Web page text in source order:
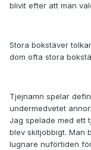
blivit efter att man
Stora bokstäver
dom ofta stora
Tjejnamn spelar
undermedvetet
Jag spelade med ett
blev skitjobbigt. Man
lugnare nuförtiden